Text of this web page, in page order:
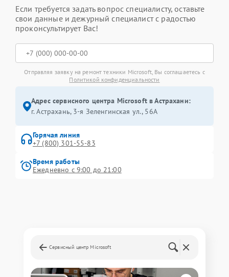
Если требуется задать вопрос специалисту, оставьте
свои данные и дежурный специалист с радостью
проконсультирует Вас!
Отправляя заявку на ремонт техники Microsoft, Вы соглашаетесь с
Политикой конфиденциальности
Адрес сервисного центра Microsoft в Астрахани:
г. Астрахань, 3-я Зеленгинская ул., 56А
Горячая линия
+7 (800) 301-55-83
Время работы
Ежедневно с 9:00 до 21:00
Сервисный центр Microsoft